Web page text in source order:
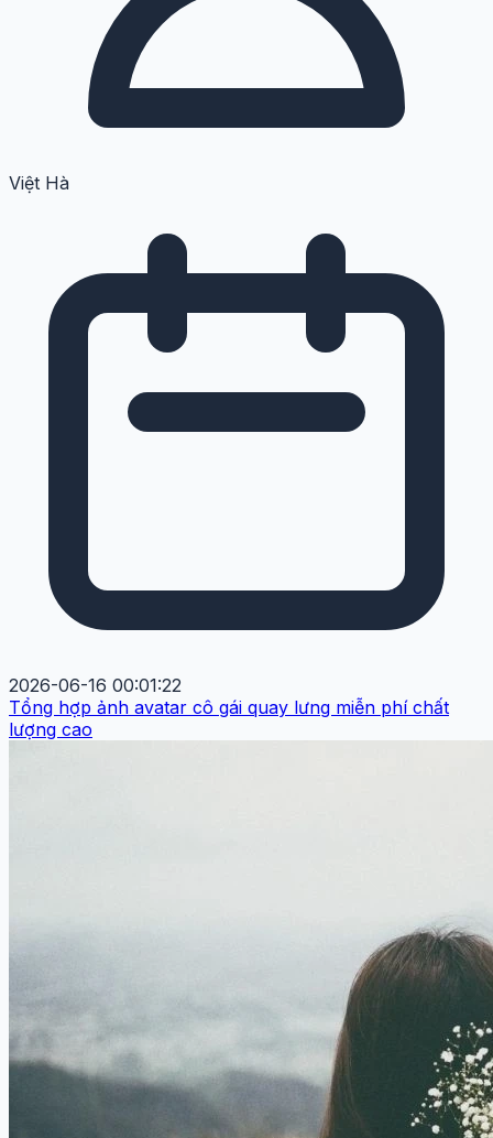
Việt Hà
2026-06-16 00:01:22
Tổng hợp ảnh avatar cô gái quay lưng miễn phí chất
lượng cao